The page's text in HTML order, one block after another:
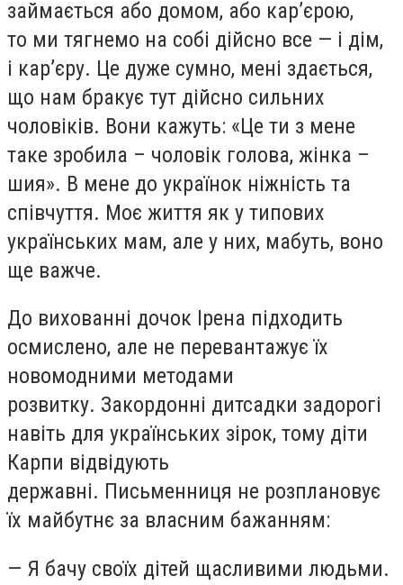
займається або домом, або кар’єрою,
то ми тягнемо на собі дійсно все — і дім,
і кар’єру. Це дуже сумно, мені здається,
що нам бракує тут дійсно сильних
чоловіків. Вони кажуть: «Це ти з мене
таке зробила – чоловік голова, жінка –
шия». В мене до українок ніжність та
співчуття. Моє життя як у типових
українських мам, але у них, мабуть, воно
ще важче.
До вихованні дочок Ірена підходить
осмислено, але не перевантажує їх
новомодними методами
розвитку. Закордонні дитсадки задорогі
навіть для українських зірок, тому діти
Карпи відвідують
державні. Письменниця не розплановує
їх майбутнє за власним бажанням:
— Я бачу своїх дітей щасливими людьми.